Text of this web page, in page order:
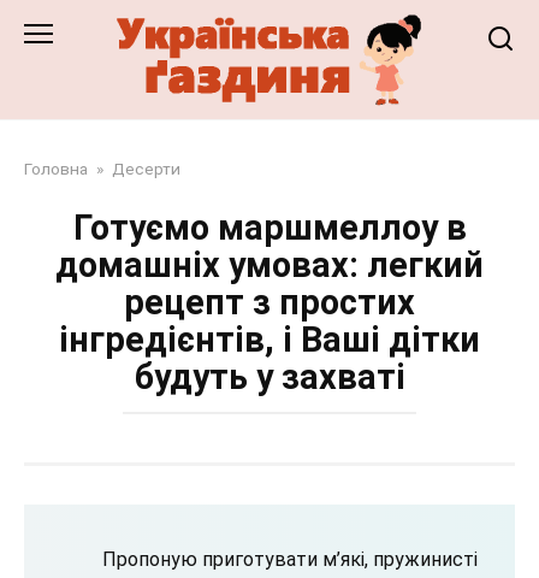
Головна » Десерти
Готуємо маршмеллоу в
домашніх умовах: легкий
рецепт з простих
інгредієнтів, і Ваші дітки
будуть у захваті
Пропоную приготувати м’які, пружинисті